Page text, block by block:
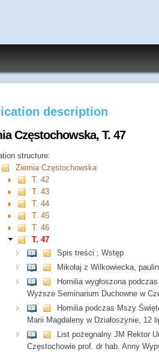
description
Częstochowska, T. 47
structure:
Ziemia Częstochowska
T. 42
T. 43
T. 44
T. 45
T. 46
T. 47
Spis treści ; Wstęp
Mikołaj z Wilkowiecka,
Homilia wygłoszona
Wyższe Seminarium Duchowne w
Homilia podczas Mszy
Marii Magdaleny w Działoszynie, 12
List pożegnalny JM Rektor
Częstochowie prof. dr hab. Anny